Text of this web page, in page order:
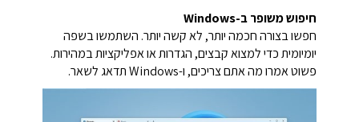
חיפוש משופר ב-Windows
חפשו בצורה חכמה יותר, לא קשה יותר. השתמשו בשפה
יומיומית כדי למצוא קבצים, הגדרות או אפליקציות במהירות.
פשוט אמרו מה אתם צריכים, ו-Windows תדאג לשאר.